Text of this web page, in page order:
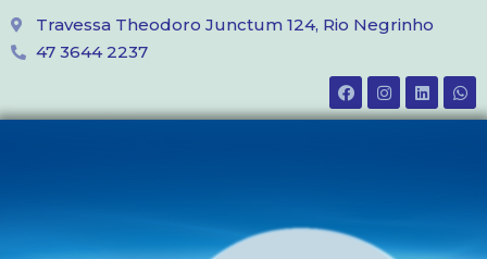
Travessa Theodoro Junctum 124, Rio Negrinho
47 3644 2237